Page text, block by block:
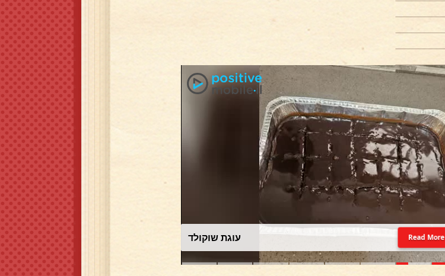
עוגת שוקולד Read More